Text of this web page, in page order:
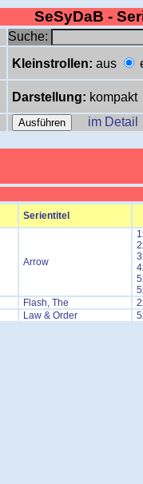
SeSyDaB -
Suche:
Kleinstrollen: aus
Darstellung: kompakt
im Detail
Serientitel
Arrow
Flash, The
Law & Order